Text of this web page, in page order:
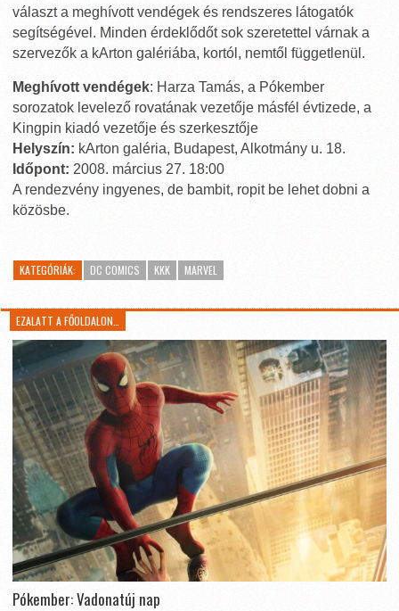
választ a meghívott vendégek és rendszeres látogatók
segítségével. Minden érdeklődőt sok szeretettel várnak a
szervezők a kArton galériába, kortól, nemtől függetlenül.
Meghívott vendégek: Harza Tamás, a Pókember
sorozatok levelező rovatának vezetője másfél évtizede, a
Kingpin kiadó vezetője és szerkesztője
Helyszín: kArton galéria, Budapest, Alkotmány u. 18.
Időpont: 2008. március 27. 18:00
A rendezvény ingyenes, de bambit, ropit be lehet dobni a
közösbe.
KATEGÓRIÁK: DC COMICS KKK MARVEL
EZALATT A FŐOLDALON…
Pókember: Vadonatúj nap